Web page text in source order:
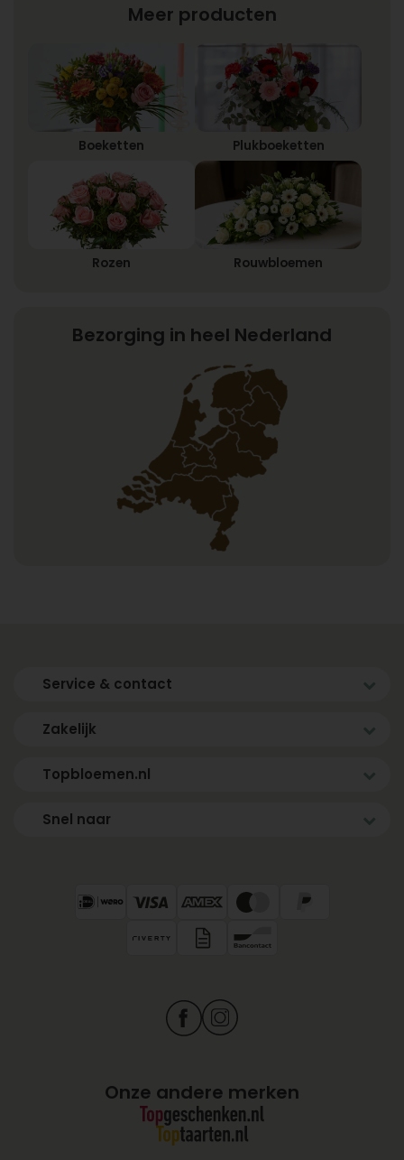
Meer producten
Boeketten Plukboeketten
Rozen Rouwbloemen
Bezorging in heel Nederland
Service & contact
Zakelijk
Topbloemen.nl
Snel naar
Onze andere merken